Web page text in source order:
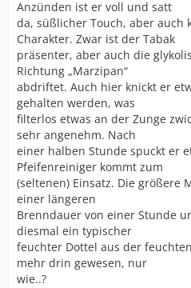
Anzünden ist er voll und satt
da, süßlicher Touch, aber auch
Charakter. Zwar ist der Tabak
präsenter, aber auch die
Richtung „Marzipan“
abdriftet. Auch hier knickt er
gehalten werden, was
filterlos etwas an der Zunge
sehr angenehm. Nach
einer halben Stunde spuckt er
Pfeifenreiniger kommt zum
(seltenen) Einsatz. Die größere
einer längeren
Brenndauer von einer Stunde
diesmal ein typischer
feuchter Dottel aus der
mehr drin gewesen, nur
wie..?